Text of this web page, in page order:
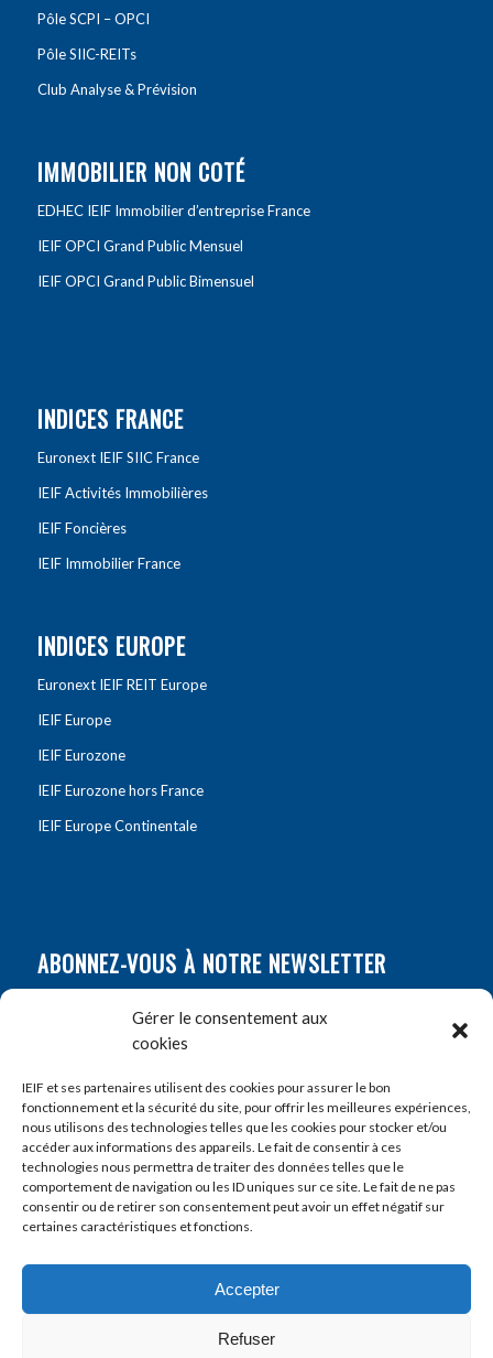
Gérer le consentement aux
cookies
IEIF et ses partenaires utilisent des cookies pour assurer le bon
fonctionnement et la sécurité du site, pour offrir les meilleures expériences,
nous utilisons des technologies telles que les cookies pour stocker et/ou
accéder aux informations des appareils. Le fait de consentir à ces
technologies nous permettra de traiter des données telles que le
comportement de navigation ou les ID uniques sur ce site. Le fait de ne pas
consentir ou de retirer son consentement peut avoir un effet négatif sur
certaines caractéristiques et fonctions.
Accepter
Refuser
Pôle SCPI – OPCI
Pôle SIIC-REITs
Club Analyse & Prévision
IMMOBILIER NON COTÉ
EDHEC IEIF Immobilier d’entreprise France
IEIF OPCI Grand Public Mensuel
IEIF OPCI Grand Public Bimensuel
INDICES FRANCE
Euronext IEIF SIIC France
IEIF Activités Immobilières
IEIF Foncières
IEIF Immobilier France
INDICES EUROPE
Euronext IEIF REIT Europe
IEIF Europe
IEIF Eurozone
IEIF Eurozone hors France
IEIF Europe Continentale
ABONNEZ-VOUS À NOTRE NEWSLETTER
Prénom*
E-mail*